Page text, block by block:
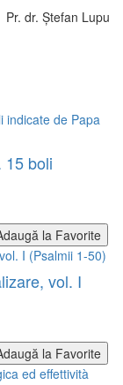
Pr. dr. Ștefan Lupu
15 boli
la Favorite
vol. I
la Favorite